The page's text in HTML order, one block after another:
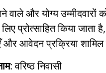
वाले और योग्य उम्मीदवारों
प्रोत्साहित किया जाता
और आवेदन प्रक्रिया शामिल
: वरिष्ठ निवासी